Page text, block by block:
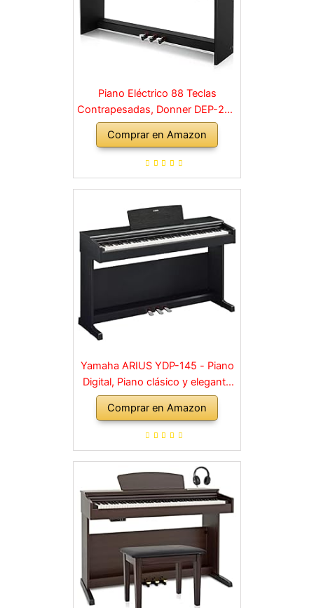
Piano Eléctrico 88 Teclas
Contrapesadas, Donner DEP-20S
Piano Digital 88 Teclas con
Soporte y 3 Pedal para
Principiante, retro, negro
Comprar en Amazon
Yamaha ARIUS YDP-145 - Piano
Digital, Piano clásico y elegante
para principiantes y aficionados,
para cualquier rincón de la casa,
en negro
Comprar en Amazon